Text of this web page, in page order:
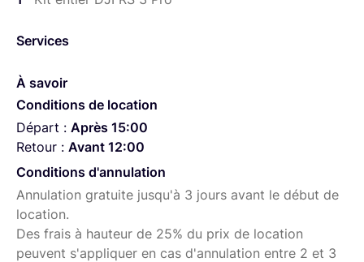
Inclus dans le kit (cf photo) :
Kit de vis
Câble de chargement USB-C (40 cm)
Câble de contrôle multi-caméras (USB-C 30 cm)
Extension de poignée/trépied (métal)
Plaque à démontage rapide (Arca-Swiss /
Manfrotto)
Poignée BG30
Services
À savoir
Conditions de location
Départ : Après 15:00
Retour : Avant 12:00
Conditions d'annulation
Annulation gratuite jusqu'à 3 jours avant le début de
location.
Des frais à hauteur de 25% du prix de location
peuvent s'appliquer en cas d'annulation entre 2 et 3